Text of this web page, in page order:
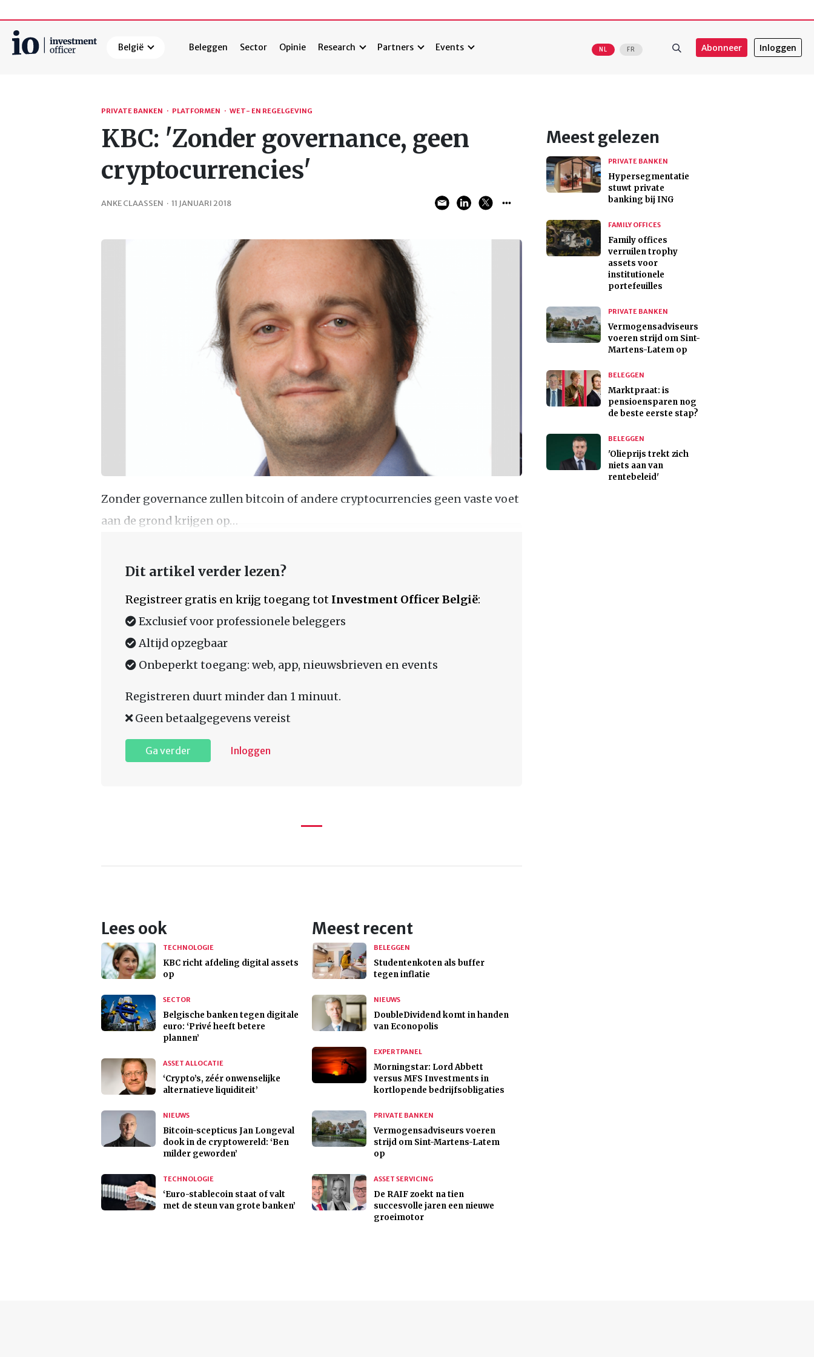
België Beleggen Sector Opinie Research Partners Events NL FR Abonneer Inloggen
PRIVATE BANKEN · PLATFORMEN · WET- EN REGELGEVING
KBC: 'Zonder governance, geen
cryptocurrencies'
ANKE CLAASSEN · 11 JANUARI 2018
Zonder governance zullen bitcoin of andere cryptocurrencies geen vaste voet
aan de grond krijgen op…
Dit artikel verder lezen?
Registreer gratis en krijg toegang tot Investment Officer België:
Exclusief voor professionele beleggers
Altijd opzegbaar
Onbeperkt toegang: web, app, nieuwsbrieven en events
Registreren duurt minder dan 1 minuut.
Geen betaalgegevens vereist
Ga verder Inloggen
Lees ook
TECHNOLOGIE
KBC richt afdeling digital assets
op
SECTOR
Belgische banken tegen digitale
euro: ‘Privé heeft betere
plannen’
ASSET ALLOCATIE
‘Crypto’s, zéér onwenselijke
alternatieve liquiditeit’
NIEUWS
Bitcoin-scepticus Jan Longeval
dook in de cryptowereld: ‘Ben
milder geworden’
TECHNOLOGIE
‘Euro-stablecoin staat of valt
met de steun van grote banken’
Meest recent
BELEGGEN
Studentenkoten als buffer
tegen inflatie
NIEUWS
DoubleDividend komt in handen
van Econopolis
EXPERTPANEL
Morningstar: Lord Abbett
versus MFS Investments in
kortlopende bedrijfsobligaties
PRIVATE BANKEN
Vermogensadviseurs voeren
strijd om Sint-Martens-Latem
op
ASSET SERVICING
De RAIF zoekt na tien
succesvolle jaren een nieuwe
groeimotor
Meest gelezen
PRIVATE BANKEN
Hypersegmentatie
stuwt private
banking bij ING
FAMILY OFFICES
Family offices
verruilen trophy
assets voor
institutionele
portefeuilles
PRIVATE BANKEN
Vermogensadviseurs
voeren strijd om Sint-
Martens-Latem op
BELEGGEN
Marktpraat: is
pensioensparen nog
de beste eerste stap?
BELEGGEN
'Olieprijs trekt zich
niets aan van
rentebeleid'